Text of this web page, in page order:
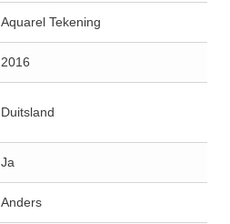
Aquarel Tekening
2016
Duitsland
Ja
Anders